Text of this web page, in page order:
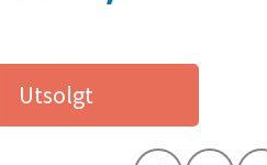
Utsolgt